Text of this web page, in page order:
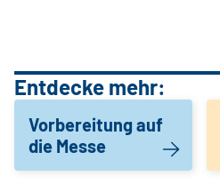
Entdecke mehr:
Vorbereitung auf
die Messe